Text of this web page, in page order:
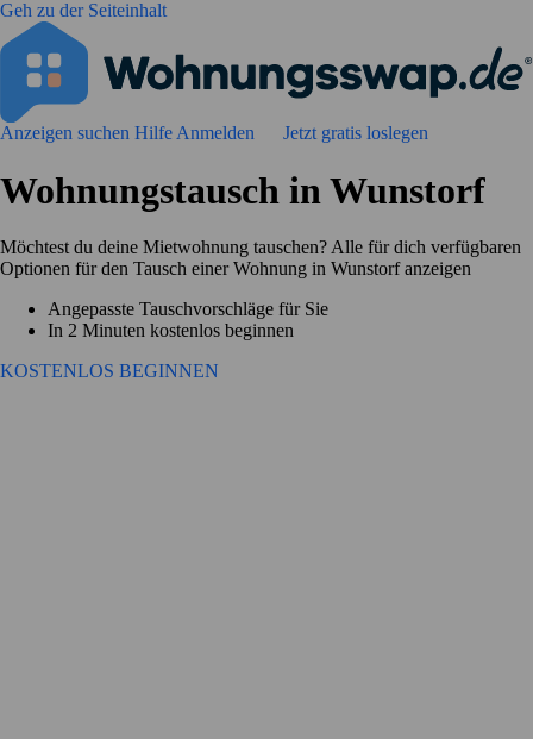
Geh zu der Seiteinhalt
Anzeigen suchen Hilfe Anmelden Jetzt gratis loslegen
Wohnungstausch in Wunstorf
Möchtest du deine Mietwohnung tauschen? Alle für dich verfügbaren
Optionen für den Tausch einer Wohnung in Wunstorf anzeigen
Angepasste Tauschvorschläge für Sie
In 2 Minuten kostenlos beginnen
KOSTENLOS BEGINNEN